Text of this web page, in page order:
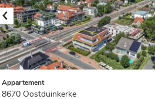
Previous
Appartement
8670 Oostduinkerke